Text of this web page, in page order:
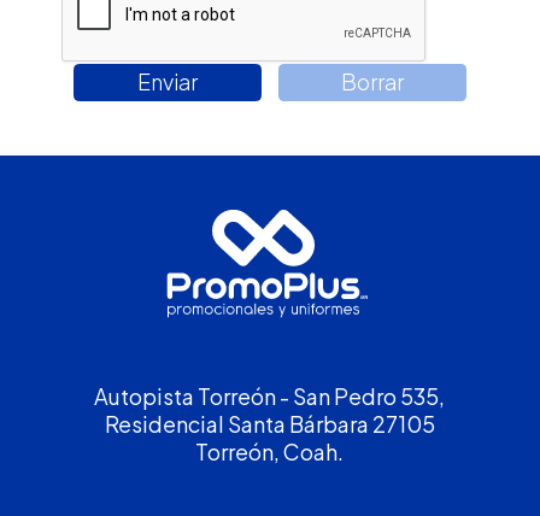
Autopista Torreón - San Pedro 535,
Residencial Santa Bárbara 27105
Torreón, Coah.